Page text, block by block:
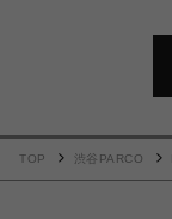
TOP 渋谷PARCO